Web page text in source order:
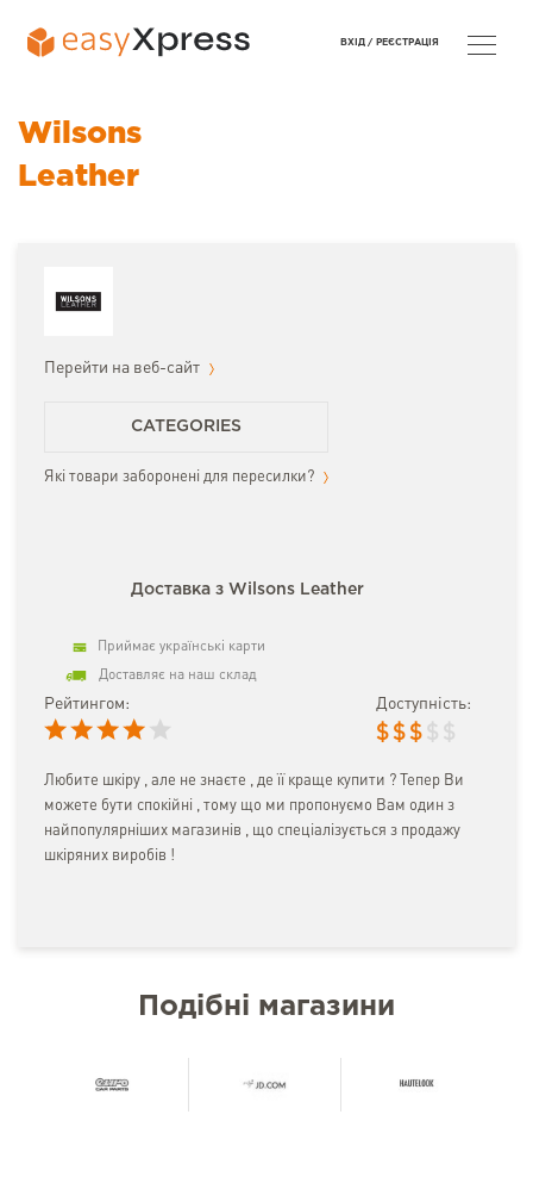
Wilsons
Leather
Перейти на веб-сайт
CATEGORIES
Які товари заборонені для пересилки?
Доставка з Wilsons Leather
Приймає українські карти
Доставляє на наш склад
Рейтингом: Доступність:
$ $ $ $ $
Любите шкіру , але не знаєте , де її краще купити ? Тепер Ви
можете бути спокійні , тому що ми пропонуємо Вам один з
найпопулярніших магазинів , що спеціалізується з продажу
шкіряних виробів !
Подібні магазини
ВХІД / РЕЄСТРАЦІЯ